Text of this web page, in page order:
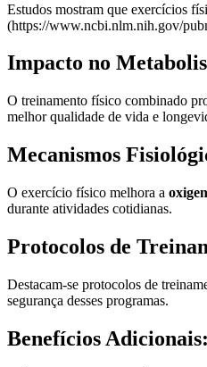
Estudos mostram que exercícios
(https://www.ncbi.nlm.nih.gov/
Impacto no
O treinamento físico combinado
melhor qualidade de vida e
Mecanismos
O exercício físico melhora a
durante atividades cotidianas.
Protocolos de
Destacam-se protocolos de
segurança desses programas.
Benefícios